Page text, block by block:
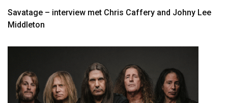
Savatage – interview met Chris Caffery and Johny Lee
Middleton